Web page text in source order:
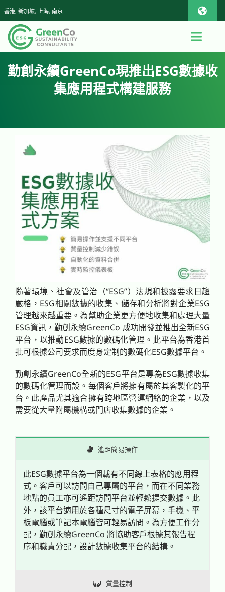
Skip
content
香港, 新加坡, 上海, 南京
Toggle
iOS
Android
首頁
關於我們
可持續發展顧問服務
App
成功案例及動向
聯繫方式
勤創永續GreenCo現推出ESG數據收
集應用程式構建服務
隨著環境、社會及管治（“ESG”）法規和披露要求日趨
嚴格，ESG相關數據的收集、儲存和分析將對企業ESG
管理越來越重要。為幫助企業更方便地收集和處理大量
ESG資訊，勤創永續GreenCo 成功開發並推出全新ESG
平台，以推動ESG數據的數碼化管理。此平台為香港首
批可根據公司要求而度身定制的數碼化ESG數據平台。
勤創永續GreenCo全新的ESG平台是專為ESG數據收集
的數碼化管理而設。每個客戶將擁有屬於其客製化的平
台。此產品尤其適合擁有跨地區營運網絡的企業，以及
需要從大量附屬機構或門店收集數據的企業。
遙距簡易操作
此ESG數據平台為一個載有不同線上表格的應用程
式。客戶可以訪問自己專屬的平台，而在不同業務
地點的員工亦可遙距訪問平台並輕鬆提交數據。此
外，該平台適用於各種尺寸的電子屏幕，手機、平
板電腦或筆記本電腦皆可輕易訪問。為方便工作分
配，勤創永續GreenCo 將協助客戶根據其報告程
序和職責分配，設計數據收集平台的結構。
質量控制